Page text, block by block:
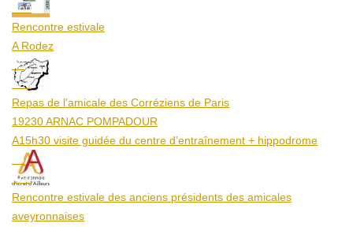
Aoû
Rencontre estivale
A Rodez
23
Aoû
Repas de l'amicale des Corréziens de Paris
19230 ARNAC POMPADOUR
A15h30 visite guidée du centre d’entraînement + hippodrome
25
Aoû
Rencontre estivale des anciens présidents des amicales
aveyronnaises